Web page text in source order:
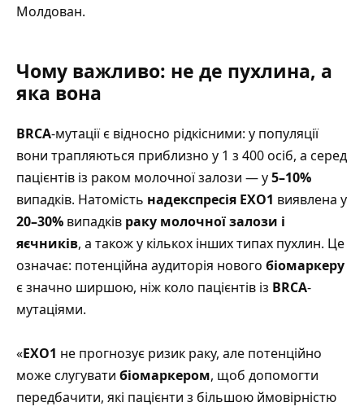
Молдован.
Чому важливо: не де пухлина, а
яка вона
BRCA-мутації є відносно рідкісними: у популяції
вони трапляються приблизно у 1 з 400 осіб, а серед
пацієнтів із раком молочної залози — у5–10%
випадків. Натомість надекспресія EXO1 виявлена у
20–30% випадків раку молочної залози і
яєчників, а також у кількох інших типах пухлин. Це
означає: потенційна аудиторія нового біомаркеру
є значно ширшою, ніж коло пацієнтів із BRCA-
мутаціями.
«EXO1 не прогнозує ризик раку, але потенційно
може слугувати біомаркером, щоб допомогти
передбачити, які пацієнти з більшою ймовірністю